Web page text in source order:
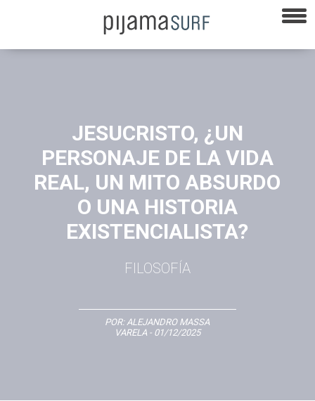
JESUCRISTO, ¿UN
PERSONAJE DE LA VIDA
REAL, UN MITO ABSURDO
O UNA HISTORIA
EXISTENCIALISTA?
FILOSOFÍA
POR: ALEJANDRO MASSA
VARELA- 01/12/2025